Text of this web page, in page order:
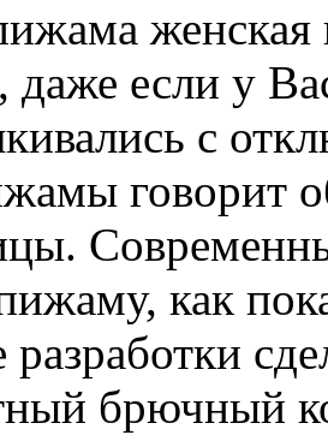
даже если у
с
говорит
как
разработки
брючный